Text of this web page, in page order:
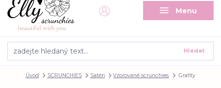
Menu
Hledat
Úvod SCRUNCHIES Satén Vzorované scrunchies Grafity